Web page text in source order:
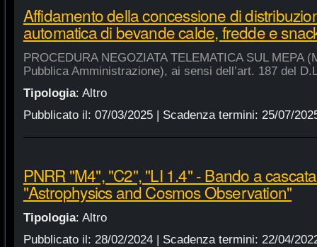
Affidamento della concessione di
automatica di bevande calde, fredde e
PROCEDURA NEGOZIATA TELEMATICA SUL MEPA
Pubblica Amministrazione), ai sensi dell’art. 187 del
Tipologia: Altro
Pubblicato il: 07/03/2025| Scadenza termini: 25/07/
PNRR "M4", "C2", "LI 1.4" - Bando a
"Astrophysics and Cosmos Observation"
Tipologia: Altro
Pubblicato il: 28/02/2024| Scadenza termini: 22/04/